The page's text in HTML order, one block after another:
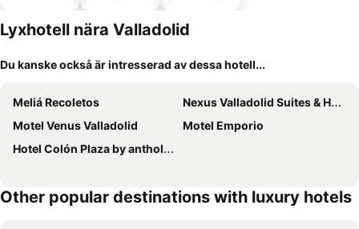
Lyxhotell nära Valladolid
Du kanske också är intresserad av dessa hotell...
Meliá Recoletos
Nexus Valladolid Suites & Hotel
Motel Venus Valladolid
Motel Emporio
Hotel Colón Plaza by anthology hoteles
Other popular destinations with luxury hotels